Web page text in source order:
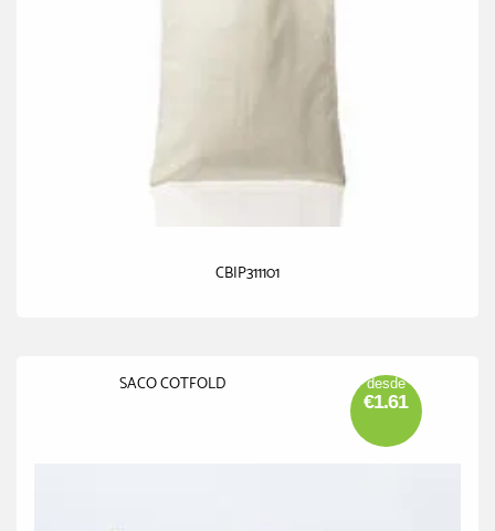
CBIP311101
SACO COTFOLD desde
€1.61